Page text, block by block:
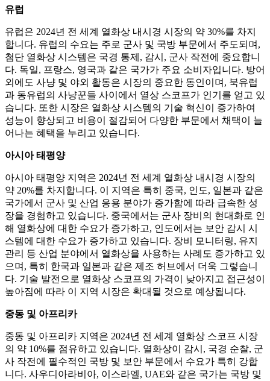
유럽
유럽은 2024년 전 세계 열화상 내시경 시장의 약 30%를 차지
합니다. 유럽의 수요는 주로 군사 및 국방 부문에서 주도되며,
첨단 열화상 시스템은 국경 통제, 감시, 군사 작전에 중요합니
다. 독일, 프랑스, ​​영국과 같은 국가가 주요 소비자입니다. 방어
외에도 사냥 및 야외 활동은 시장의 중요한 동인이며, 북유럽
과 동유럽의 사냥꾼들 사이에서 열상 스코프가 인기를 얻고 있
습니다. 또한 시장은 열화상 시스템의 기술 혁신이 증가하여
성능이 향상되고 비용이 절감되어 다양한 부문에서 채택이 늘
어나는 혜택을 누리고 있습니다.
아시아 태평양
아시아 태평양 지역은 2024년 전 세계 열화상 내시경 시장의
약 20%를 차지합니다. 이 지역은 특히 중국, 인도, 일본과 같은
국가에서 군사 및 산업 응용 분야가 증가함에 따라 급속한 성
장을 경험하고 있습니다. 중국에서는 군사 장비의 현대화로 인
해 열화상에 대한 수요가 증가하고, 인도에서는 보안 감시 시
스템에 대한 수요가 증가하고 있습니다. 장비 모니터링, 유지
관리 등 산업 분야에서 열화상을 사용하는 사례도 증가하고 있
으며, 특히 한국과 일본과 같은 제조 허브에서 더욱 그렇습니
다. 기술 발전으로 열화상 스코프의 가격이 낮아지고 접근성이
높아짐에 따라 이 지역 시장은 확대될 것으로 예상됩니다.
중동 및 아프리카
중동 및 아프리카 지역은 2024년 전 세계 열화상 스코프 시장
의 약 10%를 점유하고 있습니다. 열화상이 감시, 국경 순찰, 군
사 작전에 필수적인 국방 및 보안 부문에서 수요가 특히 강합
니다. 사우디아라비아, 이스라엘, UAE와 같은 국가는 국방 및